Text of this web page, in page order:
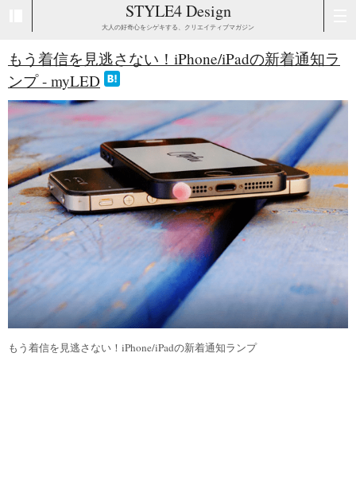
STYLE4 Design
大人の好奇心をシゲキする、クリエイティブマガジン
もう着信を見逃さない！iPhone/iPadの新着通知ラ
ンプ - myLED
もう着信を見逃さない！iPhone/iPadの新着通知ランプ